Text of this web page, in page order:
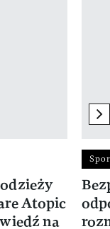
Atopic
na